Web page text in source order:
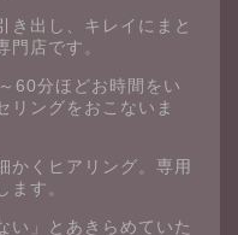
き出し、キレイにまと
門店です。
60分ほどお時間をい
リングをおこないま
かくヒアリング。専用
ます。
い」とあきらめていた